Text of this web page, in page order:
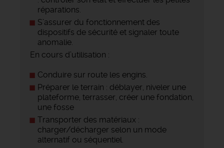
réparations.
S’assurer du fonctionnement des
dispositifs de sécurité et signaler toute
anomalie.
En cours d’utilisation :
Conduire sur route les engins.
Préparer le terrain : déblayer, niveler une
plateforme, terrasser, créer une fondation,
une fosse
Transporter des matériaux :
charger/décharger selon un mode
alternatif ou séquentiel.